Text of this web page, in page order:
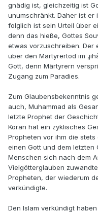
gnädig ist, gleichzeitig ist
unumschränkt. Daher ist er
folglich ist sein Urteil über
denn das hieße, Gottes
etwas vorzuschreiben. Der
über den Märtyrertod im
Gott, denn Märtyrern
Zugang zum Paradies.
Zum Glaubensbekenntnis
auch, Muhammad als
letzte Prophet der
Koran hat ein zyklisches
Propheten vor ihm die
einen Gott und dem letzten
Menschen sich nach dem
Vielgötterglauben
Propheten, der wiederum
verkündigte.
Den Islam verkündigt